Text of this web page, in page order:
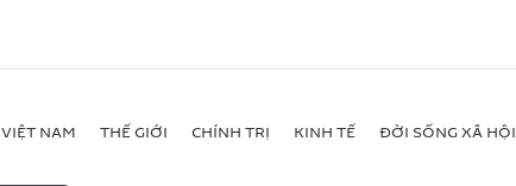
VIỆT NAM THẾ GIỚI CHÍNH TRỊ KINH TẾ ĐỜI SỐNG XÃ HỘI